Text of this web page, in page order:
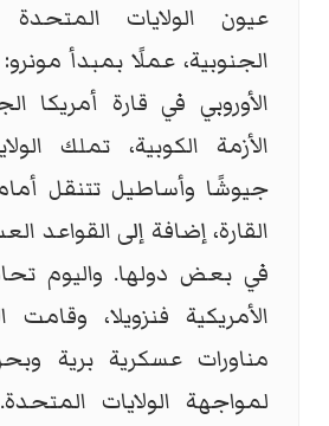
عيون الولايات
الجنوبية، عملًا بمبدأ
الأوروبي في قارة أمريكا
الأزمة الكوبية، تملك
جيوشًا وأساطيل تتنقل
القارة، إضافة إلى القواعد
في بعض دولها. واليوم
الأمريكية فنزويلا، وقامت
مناورات عسكرية برية
لمواجهة الولايات